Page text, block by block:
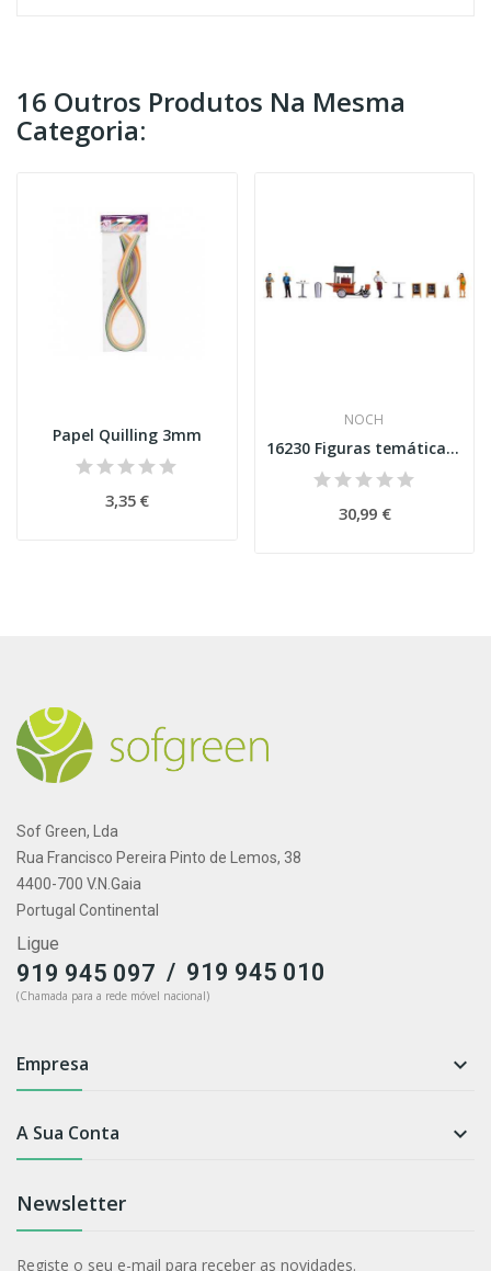
16 Outros Produtos Na Mesma
Categoria:
Papel Quilling 3mm
3,35 €
NOCH
16230 Figuras temáticas "Tenda de café" Esc H0
30,99 €
Sof Green, Lda
Rua Francisco Pereira Pinto de Lemos, 38
4400-700 V.N.Gaia
Portugal Continental
Ligue
919 945 097 / 919 945 010
(Chamada para a rede móvel nacional)
Empresa 
A Sua Conta 
Newsletter
Registe o seu e-mail para receber as novidades.